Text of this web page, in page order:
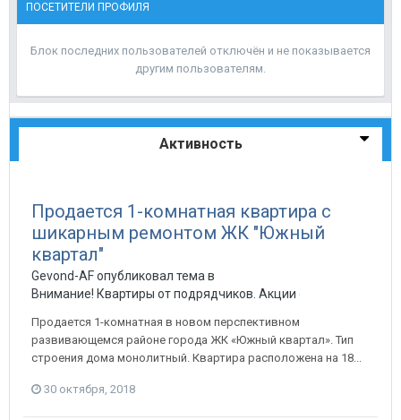
ПОСЕТИТЕЛИ ПРОФИЛЯ
Блок последних пользователей отключён и не показывается
другим пользователям.
Активность
Продается 1-комнатная квартира с
шикарным ремонтом ЖК "Южный
квартал"
Gevond-AF опубликовал тема в
Внимание! Квартиры от подрядчиков. Акции от
Продается 1-комнатная в новом перспективном
развивающемся районе города ЖК «Южный квартал». Тип
строения дома монолитный. Квартира расположена на 18...
30 октября, 2018